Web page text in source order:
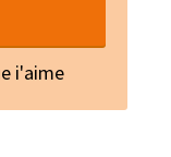
i'aime